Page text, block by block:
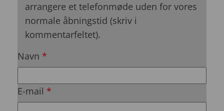
arrangere et telefonmøde uden for vores
normale åbningstid (skriv i
kommentarfeltet).
Navn *
E-mail *